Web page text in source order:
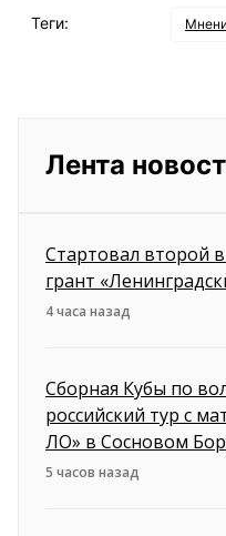
Теги:
Лента
Стартовал второй
грант
4 часа назад
Сборная Кубы по
российский тур с
ЛО» в Сосновом
5 часов назад